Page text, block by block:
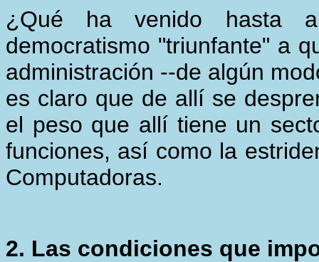
¿Qué ha venido hasta
democratismo "triunfante" a
administración --de algún
es claro que de allí se
el peso que allí tiene un
funciones, así como la
Computadoras.
2. Las condiciones que